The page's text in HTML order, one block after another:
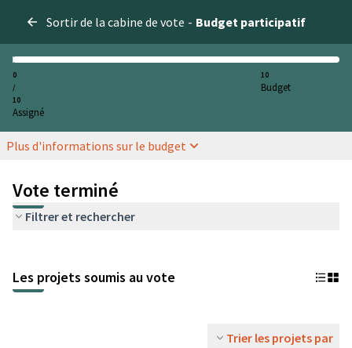
Sortir de la cabine de vote - Budget participatif
0
/
10
Assigné
10
Budget
Plus d'informations sur le budget
Vote terminé
Filtrer et rechercher
Les projets soumis au vote
Trier les projets par